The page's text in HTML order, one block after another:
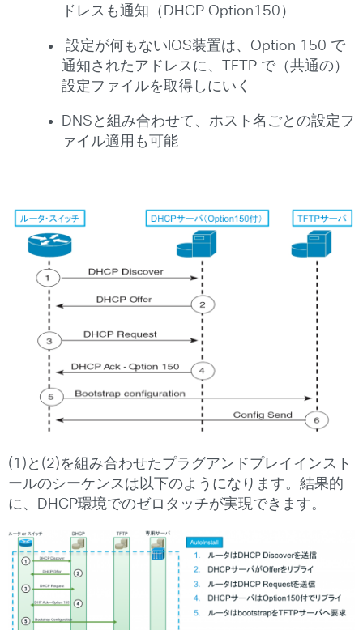
ドレスも通知（DHCP Option150）
設定が何もないIOS装置は、Option 150 で
通知されたアドレスに、TFTP で（共通の）
設定ファイルを取得しにいく
DNSと組み合わせて、ホスト名ごとの設定フ
ァイル適用も可能
(1)と(2)を組み合わせたプラグアンドプレイインスト
ールのシーケンスは以下のようになります。結果的
に、DHCP環境でのゼロタッチが実現できます。